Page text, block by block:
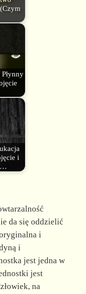
i
da się oddzielić
i
i
jest jedna w
jest
na